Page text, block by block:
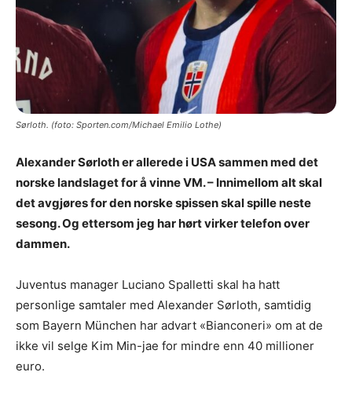
Sørloth. (foto: Sporten.com/Michael Emilio Lothe)
Alexander Sørloth er allerede i USA sammen med det
norske landslaget for å vinne VM. – Innimellom alt skal
det avgjøres for den norske spissen skal spille neste
sesong. Og ettersom jeg har hørt virker telefon over
dammen.
Juventus manager Luciano Spalletti skal ha hatt
personlige samtaler med Alexander Sørloth, samtidig
som Bayern München har advart «Bianconeri» om at de
ikke vil selge Kim Min-jae for mindre enn 40 millioner
euro.